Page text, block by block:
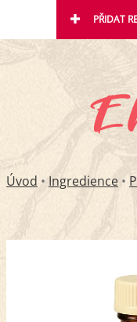
PŘIDAT
Úvod • Ingredience •